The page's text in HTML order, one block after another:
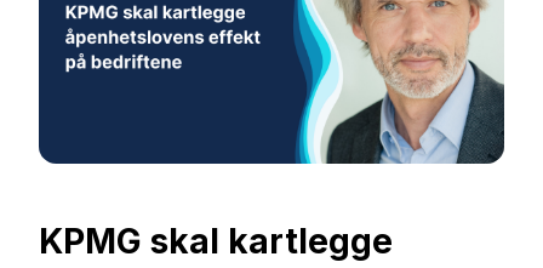
KPMG skal kartlegge